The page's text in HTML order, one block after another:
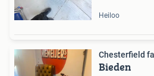
Heiloo
Chesterfield
Bieden